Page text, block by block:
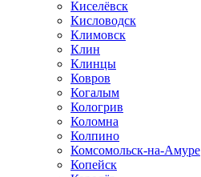
Киселёвск
Кисловодск
Климовск
Клин
Клинцы
Ковров
Когалым
Кологрив
Коломна
Колпино
Комсомольск-на-Амуре
Копейск